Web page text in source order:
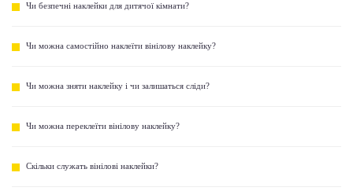
Чи безпечні наклейки для дитячої кімнати?
Чи можна самостійно наклеїти вінілову наклейку?
Чи можна зняти наклейку і чи залишаться сліди?
Чи можна переклеїти вінілову наклейку?
Скільки служать вінілові наклейки?